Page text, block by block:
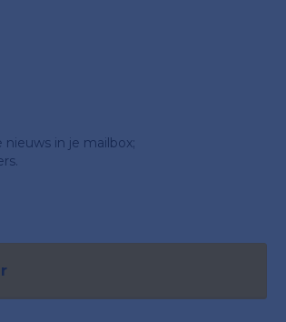
nieuws in je mailbox;